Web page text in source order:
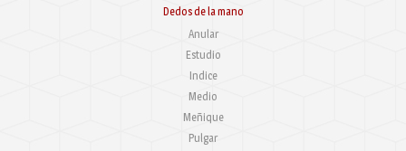
Dedos de la mano
Anular
Estudio
Indice
Medio
Meñique
Pulgar